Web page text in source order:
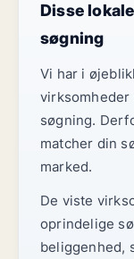
Disse
søgning
Vi har i
virksomheder
søgning.
matcher din
marked.
De viste
oprindelige
beliggenhed,